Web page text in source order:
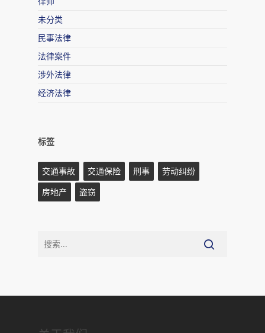
未分类
民事法律
法律案件
涉外法律
经济法律
标签
交通事故 交通保险 刑事
劳动纠纷
房地产
盗窃